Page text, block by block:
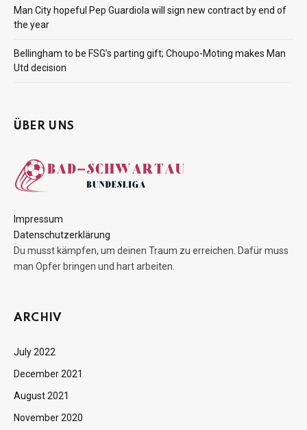
Man City hopeful Pep Guardiola will sign new contract by end of
the year
Bellingham to be FSG’s parting gift; Choupo-Moting makes Man
Utd decision
ÜBER UNS
Impressum
Datenschutzerklärung
Du musst kämpfen, um deinen Traum zu erreichen. Dafür muss
man Opfer bringen und hart arbeiten.
ARCHIV
July 2022
December 2021
August 2021
November 2020